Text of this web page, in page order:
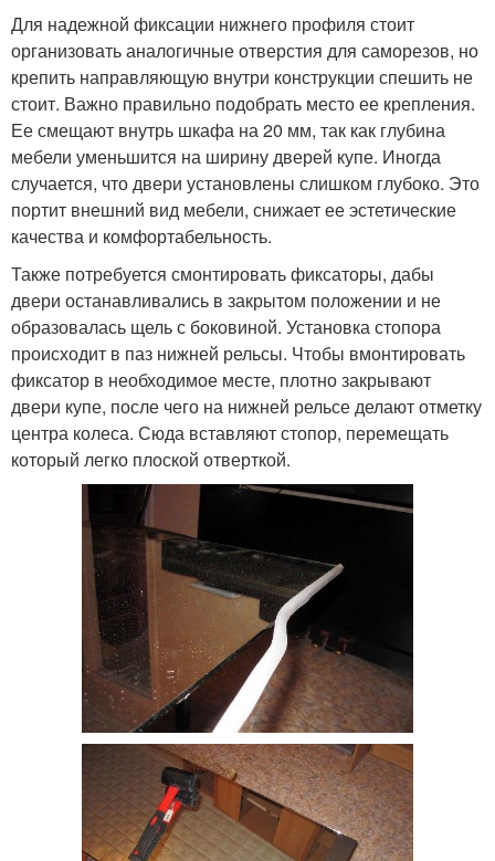
Для надежной фиксации нижнего профиля стоит
организовать аналогичные отверстия для саморезов, но
крепить направляющую внутри конструкции спешить не
стоит. Важно правильно подобрать место ее крепления.
Ее смещают внутрь шкафа на 20 мм, так как глубина
мебели уменьшится на ширину дверей купе. Иногда
случается, что двери установлены слишком глубоко. Это
портит внешний вид мебели, снижает ее эстетические
качества и комфортабельность.
Также потребуется смонтировать фиксаторы, дабы
двери останавливались в закрытом положении и не
образовалась щель с боковиной. Установка стопора
происходит в паз нижней рельсы. Чтобы вмонтировать
фиксатор в необходимое месте, плотно закрывают
двери купе, после чего на нижней рельсе делают отметку
центра колеса. Сюда вставляют стопор, перемещать
который легко плоской отверткой.